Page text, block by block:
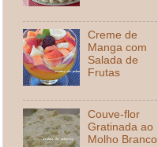
Creme de
Manga com
Salada de
Frutas
Couve-flor
Gratinada ao
Molho Branco